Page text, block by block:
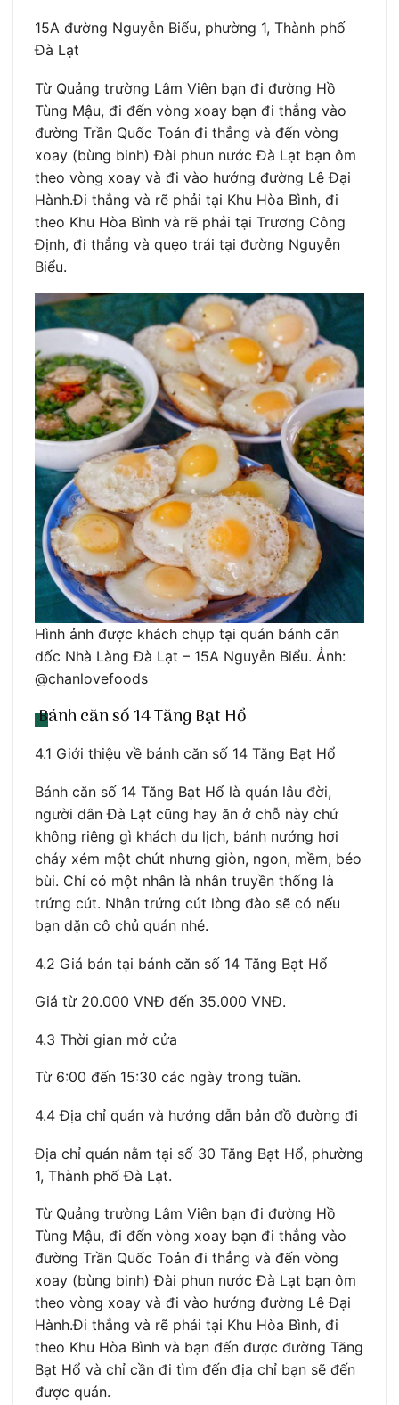
15A đường Nguyễn Biểu, phường 1, Thành phố
Đà Lạt
Từ Quảng trường Lâm Viên bạn đi đường Hồ
Tùng Mậu, đi đến vòng xoay bạn đi thẳng vào
đường Trần Quốc Toản đi thẳng và đến vòng
xoay (bùng binh) Đài phun nước Đà Lạt bạn ôm
theo vòng xoay và đi vào hướng đường Lê Đại
Hành.Đi thẳng và rẽ phải tại Khu Hòa Bình, đi
theo Khu Hòa Bình và rẽ phải tại Trương Công
Định, đi thẳng và quẹo trái tại đường Nguyễn
Biểu.
Hình ảnh được khách chụp tại quán bánh căn
dốc Nhà Làng Đà Lạt – 15A Nguyễn Biểu. Ảnh:
@chanlovefoods
Bánh căn số 14 Tăng Bạt Hổ
4.1 Giới thiệu về bánh căn số 14 Tăng Bạt Hổ
Bánh căn số 14 Tăng Bạt Hổ là quán lâu đời,
người dân Đà Lạt cũng hay ăn ở chỗ này chứ
không riêng gì khách du lịch, bánh nướng hơi
cháy xém một chút nhưng giòn, ngon, mềm, béo
bùi. Chỉ có một nhân là nhân truyền thống là
trứng cút. Nhân trứng cút lòng đào sẽ có nếu
bạn dặn cô chủ quán nhé.
4.2 Giá bán tại bánh căn số 14 Tăng Bạt Hổ
Giá từ 20.000 VNĐ đến 35.000 VNĐ.
4.3 Thời gian mở cửa
Từ 6:00 đến 15:30 các ngày trong tuần.
4.4 Địa chỉ quán và hướng dẫn bản đồ đường đi
Địa chỉ quán nằm tại số 30 Tăng Bạt Hổ, phường
1, Thành phố Đà Lạt.
Từ Quảng trường Lâm Viên bạn đi đường Hồ
Tùng Mậu, đi đến vòng xoay bạn đi thẳng vào
đường Trần Quốc Toản đi thẳng và đến vòng
xoay (bùng binh) Đài phun nước Đà Lạt bạn ôm
theo vòng xoay và đi vào hướng đường Lê Đại
Hành.Đi thẳng và rẽ phải tại Khu Hòa Bình, đi
theo Khu Hòa Bình và bạn đến được đường Tăng
Bạt Hổ và chỉ cần đi tìm đến địa chỉ bạn sẽ đến
được quán.